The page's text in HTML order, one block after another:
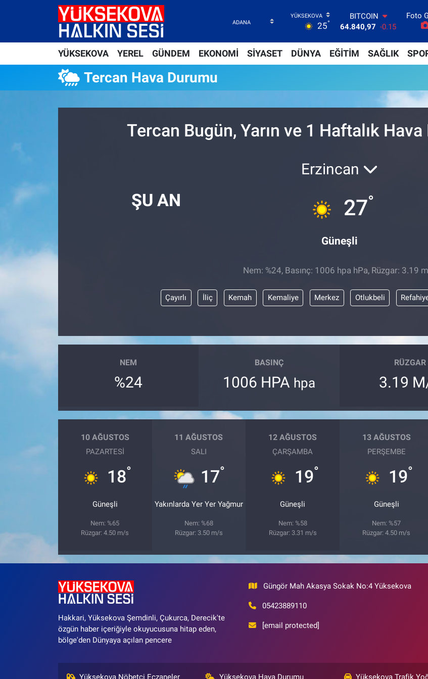
25°
BITCOIN
64.840,97 -0.15
47,7436
0.18
EURO
64,4811 0.38
BİST100
13.779
-14
Foto
YÜKSEKOVA YEREL GÜNDEM EKONOMİ SİYASET DÜNYA EĞİTİM SAĞLIK
Tercan Hava Durumu
Tercan Bugün, Yarın ve 1 Haftalık
ŞU AN
Erzincan
27°
Güneşli
Nem: %24, Basınç: 1006 hpa hPa, Rüzgar: 3.19
Çayırlı İliç Kemah Kemaliye Merkez Otlukbeli
NEM
%24
BASINÇ
1006 HPA hpa
RÜZGAR
3.19
10 AĞUSTOS
PAZARTESI
18°
Güneşli
Nem: %65
Rüzgar: 4.50 m/s
11 AĞUSTOS
SALI
17°
Yakınlarda Yer Yer Yağmur
Nem: %68
Rüzgar: 3.50 m/s
12 AĞUSTOS
ÇARŞAMBA
19°
Güneşli
Nem: %58
Rüzgar: 3.31 m/s
13 AĞUSTOS
PERŞEMBE
19°
Güneşli
Nem: %57
Rüzgar: 4.50 m/s
Hakkari, Yüksekova Şemdinli, Çukurca, Derecik'te
özgün haber içeriğiyle okuyucusuna hitap eden,
bölge'den Dünyaya açılan pencere
Güngör Mah Akasya Sokak No:4 Yüksekova
05423889110
[email protected]
Yüksekova Nöbetçi Eczaneler Yüksekova Hava Durumu Yüksekova Trafik
Yüksekova Nöbetçi Eczaneler
Yüksekova Hava Durumu
Yüksekova Trafik Yoğunluk Haritası